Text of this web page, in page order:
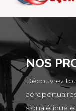
NOS
Découvrez
signalétique